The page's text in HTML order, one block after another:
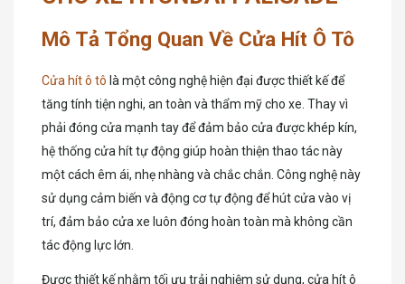
Mô Tả Tổng Quan Về Cửa Hít Ô Tô
Cửa hít ô tô là một công nghệ hiện đại được thiết kế để
tăng tính tiện nghi, an toàn và thẩm mỹ cho xe. Thay vì
phải đóng cửa mạnh tay để đảm bảo cửa được khép kín,
hệ thống cửa hít tự động giúp hoàn thiện thao tác này
một cách êm ái, nhẹ nhàng và chắc chắn. Công nghệ này
sử dụng cảm biến và động cơ tự động để hút cửa vào vị
trí, đảm bảo cửa xe luôn đóng hoàn toàn mà không cần
tác động lực lớn.
Được thiết kế nhằm tối ưu trải nghiệm sử dụng, cửa hít ô